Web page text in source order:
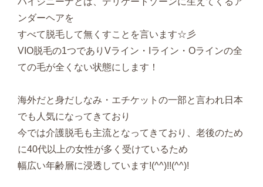
ンダーヘアを
すべて脱毛して無くすことを言います☆彡
VIO脱毛の1つでありVライン・Iライン・Oラインの全
ての毛が全くない状態にします！
海外だと身だしなみ・エチケットの一部と言われ日本
でも人気になってきており
今では介護脱毛も主流となってきており、老後のため
に40代以上の女性が多く受けているため
幅広い年齢層に浸透しています!(^^)!!(^^)!